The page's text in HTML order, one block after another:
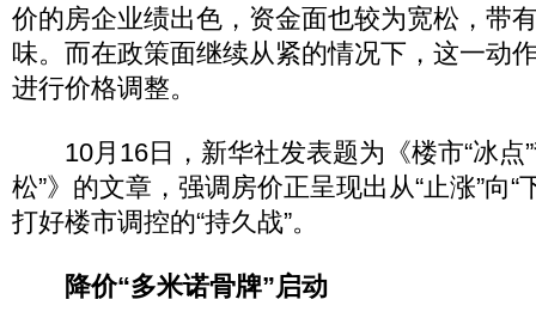
价的房企业绩出色，资金面也较为宽松，带
味。而在政策面继续从紧的情况下，这一动
进行价格调整。
10月16日，新华社发表题为《楼市“冰点”
松”》的文章，强调房价正呈现出从“止涨”向“
打好楼市调控的“持久战”。
降价“多米诺骨牌”启动